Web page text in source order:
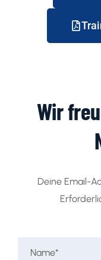
Wir
Deine Email-